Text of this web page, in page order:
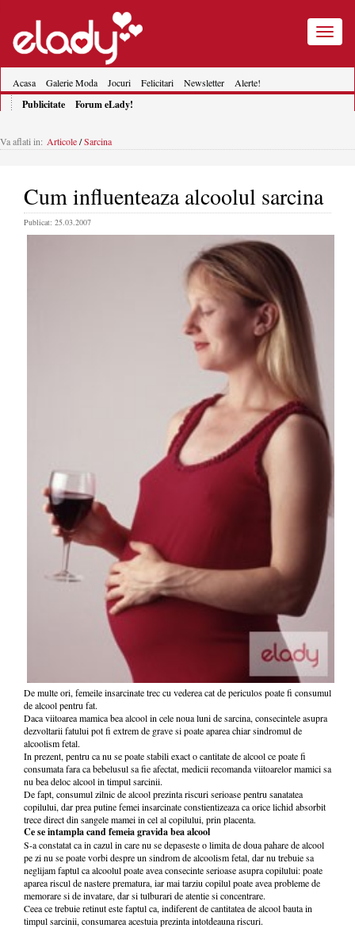
Toggle
Acasa Galerie Moda Jocuri Felicitari Newsletter Alerte!
Publicitate Forum eLady!
Va aflati in: Articole/Sarcina
Cum influenteaza alcoolul sarcina
Publicat: 25.03.2007
De multe ori, femeile insarcinate trec cu vederea cat de periculos poate fi consumul
de alcool pentru fat.
Daca viitoarea mamica bea alcool in cele noua luni de sarcina, consecintele asupra
dezvoltarii fatului pot fi extrem de grave si poate aparea chiar sindromul de
alcoolism fetal.
In prezent, pentru ca nu se poate stabili exact o cantitate de alcool ce poate fi
consumata fara ca bebelusul sa fie afectat, medicii recomanda viitoarelor mamici sa
nu bea deloc alcool in timpul sarcinii.
De fapt, consumul zilnic de alcool prezinta riscuri serioase pentru sanatatea
copilului, dar prea putine femei insarcinate constientizeaza ca orice lichid absorbit
trece direct din sangele mamei in cel al copilului, prin placenta.
Ce se intampla cand femeia gravida bea alcool
S-a constatat ca in cazul in care nu se depaseste o limita de doua pahare de alcool
pe zi nu se poate vorbi despre un sindrom de alcoolism fetal, dar nu trebuie sa
neglijam faptul ca alcoolul poate avea consecinte serioase asupra copilului: poate
aparea riscul de nastere prematura, iar mai tarziu copilul poate avea probleme de
memorare si de invatare, dar si tulburari de atentie si concentrare.
Ceea ce trebuie retinut este faptul ca, indiferent de cantitatea de alcool bauta in
timpul sarcinii, consumarea acestuia prezinta intotdeauna riscuri.